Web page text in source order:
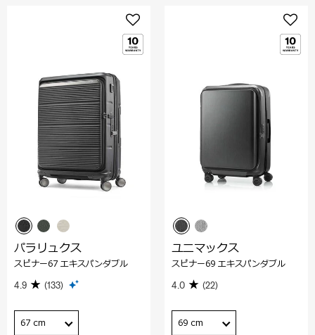
パラリュクス
スピナー67 エキスパンダブル
4.9 (133)
67 cm
ユニマックス
スピナー69 エキスパンダブル
4.0 (22)
69 cm